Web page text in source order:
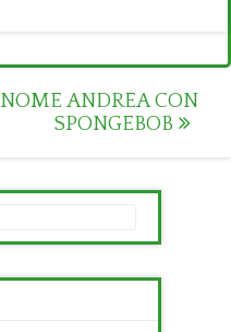
NOME ANDREA CON
SPONGEBOB